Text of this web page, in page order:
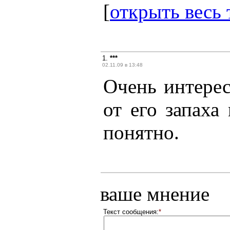
[открыть весь
1. ***
02.11.09 в 13:48
Очень
от его
понятно.
ваше мнение
Текст сообщения:*